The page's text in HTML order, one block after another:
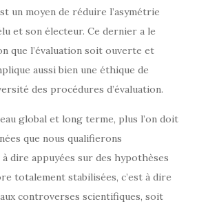
un moyen de réduire l’asymétrie
et son électeur. Ce dernier a le
que l’évaluation soit ouverte et
aussi bien une éthique de
des procédures d’évaluation.
global et long terme, plus l’on doit
que nous qualifierons
à dire appuyées sur des hypothèses
totalement stabilisées, c’est à dire
controverses scientifiques, soit